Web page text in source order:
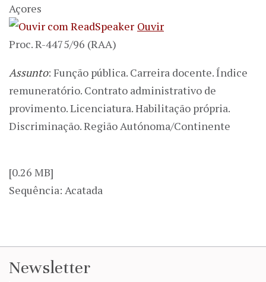
Açores
Ouvir
Proc. R-4475/96 (RAA)
Assunto: Função pública. Carreira docente. Índice
remuneratório. Contrato administrativo de
provimento. Licenciatura. Habilitação própria.
Discriminação. Região Autónoma/Continente
[0.26 MB]
Sequência: Acatada
Newsletter